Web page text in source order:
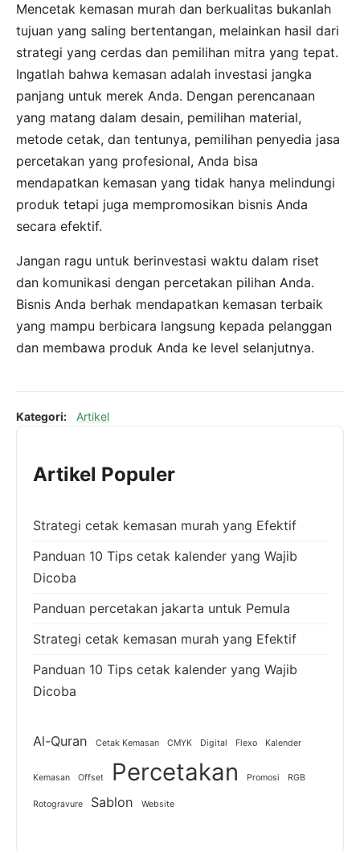
Mencetak kemasan murah dan berkualitas bukanlah
tujuan yang saling bertentangan, melainkan hasil dari
strategi yang cerdas dan pemilihan mitra yang tepat.
Ingatlah bahwa kemasan adalah investasi jangka
panjang untuk merek Anda. Dengan perencanaan
yang matang dalam desain, pemilihan material,
metode cetak, dan tentunya, pemilihan penyedia jasa
percetakan yang profesional, Anda bisa
mendapatkan kemasan yang tidak hanya melindungi
produk tetapi juga mempromosikan bisnis Anda
secara efektif.
Jangan ragu untuk berinvestasi waktu dalam riset
dan komunikasi dengan percetakan pilihan Anda.
Bisnis Anda berhak mendapatkan kemasan terbaik
yang mampu berbicara langsung kepada pelanggan
dan membawa produk Anda ke level selanjutnya.
Kategori: Artikel
Artikel Populer
Strategi cetak kemasan murah yang Efektif
Panduan 10 Tips cetak kalender yang Wajib
Dicoba
Panduan percetakan jakarta untuk Pemula
Strategi cetak kemasan murah yang Efektif
Panduan 10 Tips cetak kalender yang Wajib
Dicoba
Al-Quran Cetak Kemasan CMYK Digital Flexo Kalender
Kemasan Offset Percetakan Promosi RGB
Rotogravure Sablon Website